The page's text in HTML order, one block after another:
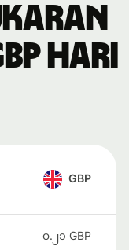
hari
GBP
၀.၂၁ GBP